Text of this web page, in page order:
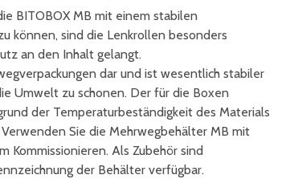
BITOBOX MB mit einem stabilen
können, sind die Lenkrollen besonders
an den Inhalt gelangt.
dar und ist wesentlich stabiler
Umwelt zu schonen. Der für die Boxen
der Temperaturbeständigkeit des Materials
Sie die Mehrwegbehälter MB mit
Kommissionieren. Als Zubehör sind
der Behälter verfügbar.